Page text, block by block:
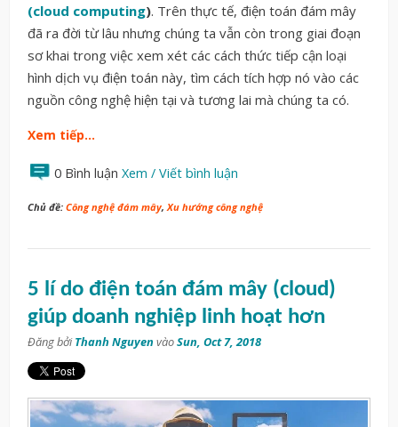
(cloud computing). Trên thực tế, điện toán đám mây
đã ra đời từ lâu nhưng chúng ta vẫn còn trong giai đoạn
sơ khai trong việc xem xét các cách thức tiếp cận loại
hình dịch vụ điện toán này, tìm cách tích hợp nó vào các
nguồn công nghệ hiện tại và tương lai mà chúng ta có.
Xem tiếp…
0 Bình luận Xem / Viết bình luận
Chủ đề: Công nghệ đám mây, Xu hướng công nghệ
5 lí do điện toán đám mây (cloud)
giúp doanh nghiệp linh hoạt hơn
Đăng bởiThanh Nguyen vàoSun, Oct 7, 2018